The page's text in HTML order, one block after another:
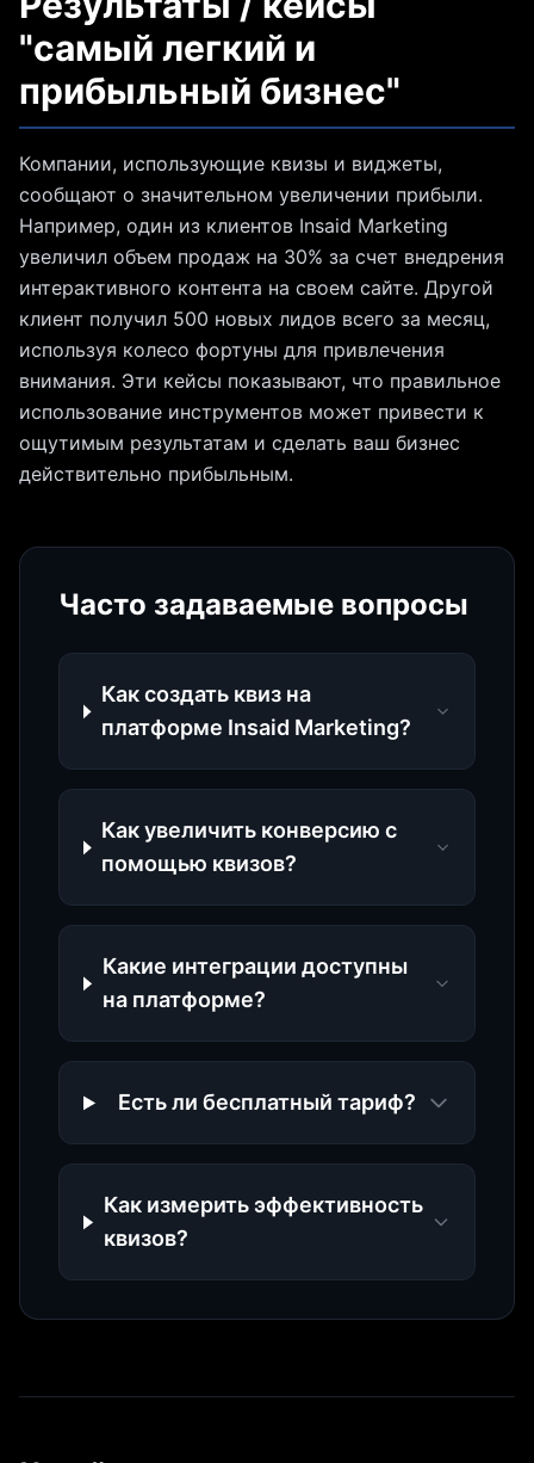
"самый легкий и
прибыльный бизнес"
Компании, использующие квизы и виджеты,
сообщают о значительном увеличении прибыли.
Например, один из клиентов Insaid Marketing
увеличил объем продаж на 30% за счет внедрения
интерактивного контента на своем сайте. Другой
клиент получил 500 новых лидов всего за месяц,
используя колесо фортуны для привлечения
внимания. Эти кейсы показывают, что правильное
использование инструментов может привести к
ощутимым результатам и сделать ваш бизнес
действительно прибыльным.
Часто задаваемые вопросы
Как создать квиз на
платформе Insaid Marketing?
Как увеличить конверсию с
помощью квизов?
Какие интеграции доступны
на платформе?
Есть ли бесплатный тариф?
Как измерить эффективность
квизов?